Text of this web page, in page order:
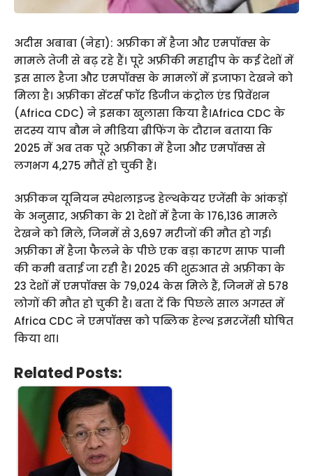
अदीस अबाबा (नेहा): अफ्रीका में हैजा और एमपॉक्स के
मामले तेजी से बढ़ रहे हैं। पूरे अफ्रीकी महाद्वीप के कई देशों में
इस साल हैजा और एमपॉक्स के मामलों में इजाफा देखने को
मिला है। अफ्रीका सेंटर्स फॉर डिजीज कंट्रोल एंड प्रिवेंशन
(Africa CDC) ने इसका खुलासा किया है।Africa CDC के
सदस्य याप बौम ने मीडिया ब्रीफिंग के दौरान बताया कि
2025 में अब तक पूरे अफ्रीका में हैजा और एमपॉक्स से
लगभग 4,275 मौतें हो चुकी हैं।
अफ्रीकन यूनियन स्पेशलाइज्ड हेल्थकेयर एजेंसी के आंकड़ों
के अनुसार, अफ्रीका के 21 देशों में हैजा के 176,136 मामले
देखने को मिले, जिनमें से 3,697 मरीजों की मौत हो गई।
अफ्रीका में हैजा फैलने के पीछे एक बड़ा कारण साफ पानी
की कमी बताई जा रही है। 2025 की शुरुआत से अफ्रीका के
23 देशों में एमपॉक्स के 79,024 केस मिले हैं, जिनमें से 578
लोगों की मौत हो चुकी है। बता दें कि पिछले साल अगस्त में
Africa CDC ने एमपॉक्स को पब्लिक हेल्थ इमरजेंसी घोषित
किया था।
Related Posts: